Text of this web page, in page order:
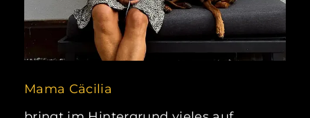
Mama Cäcilia